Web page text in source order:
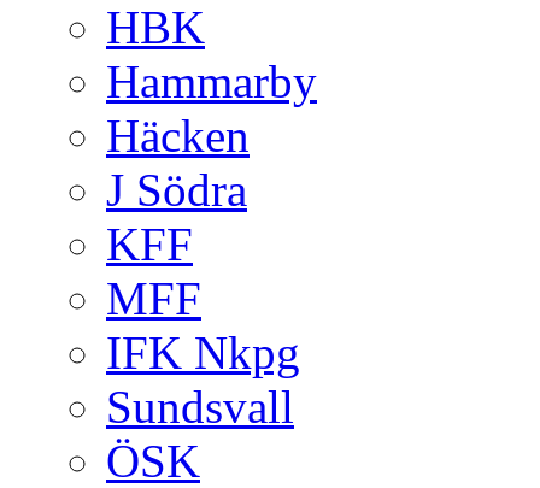
HBK
Hammarby
Häcken
J Södra
KFF
MFF
IFK Nkpg
Sundsvall
ÖSK